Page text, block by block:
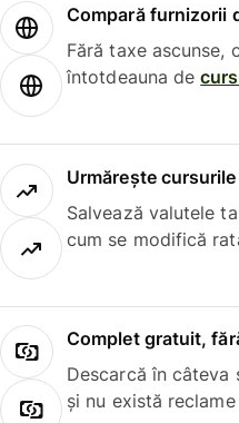
Compară furnizorii
Fără taxe ascunse,
întotdeauna de
Urmărește
Salvează valutele
cum se modifică
Complet gratuit,
Descarcă în câteva
și nu există